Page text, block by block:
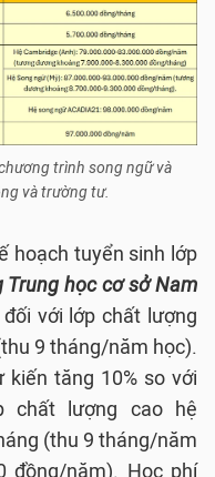
trình song ngữ và
và trường tư.
hoạch tuyển sinh lớp
Trung học cơ sở Nam
với lớp chất lượng
9 tháng/năm học).
tăng 10% so với
chất lượng cao hệ
(thu 9 tháng/năm
đồng/năm). Học phí